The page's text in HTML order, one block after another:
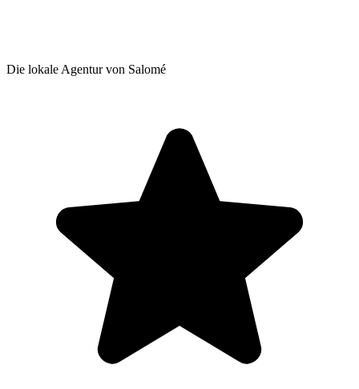
Die lokale Agentur von Salomé